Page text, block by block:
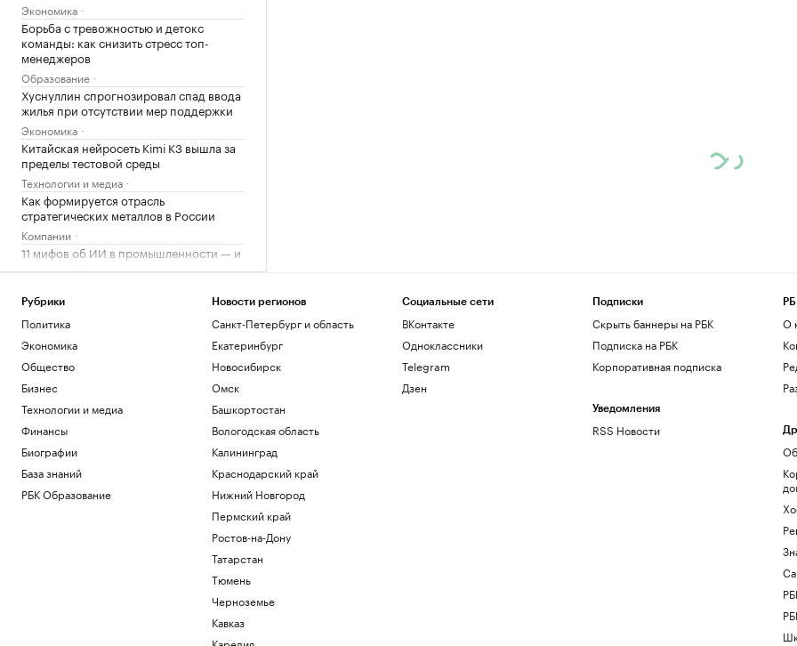
Экономика
Борьба с тревожностью и детокс
команды: как снизить стресс топ-
менеджеров
Образование
Хуснуллин спрогнозировал спад ввода
жилья при отсутствии мер поддержки
Экономика
Китайская нейросеть Kimi K3 вышла за
пределы тестовой среды
Технологии и медиа
Как формируется отрасль
стратегических металлов в России
Компании
11 мифов об ИИ в промышленности — и
как все устроено на практике
Что такое Executive MBA и зачем
получать эту степень
Образование
регионы России. Главное к 7 августа
Политика
В Саудовской Аравии заподозрили
Иран в подготовке нападения
Политика
Задержание сотрудников
криптообменников из «Москва-Сити».
Видео
Рубрики
Политика
Экономика
Общество
Бизнес
Технологии и медиа
Финансы
Биографии
База знаний
РБК Образование
Новости регионов
Санкт-Петербург и область
Екатеринбург
Новосибирск
Омск
Башкортостан
Вологодская область
Калининград
Краснодарский край
Нижний Новгород
Пермский край
Ростов-на-Дону
Татарстан
Тюмень
Черноземье
Кавказ
Социальные сети
ВКонтакте
Одноклассники
Telegram
Дзен
Подписки
Скрыть баннеры на РБК
Подписка на РБК
Корпоративная подписка
Уведомления
RSS Новости
О